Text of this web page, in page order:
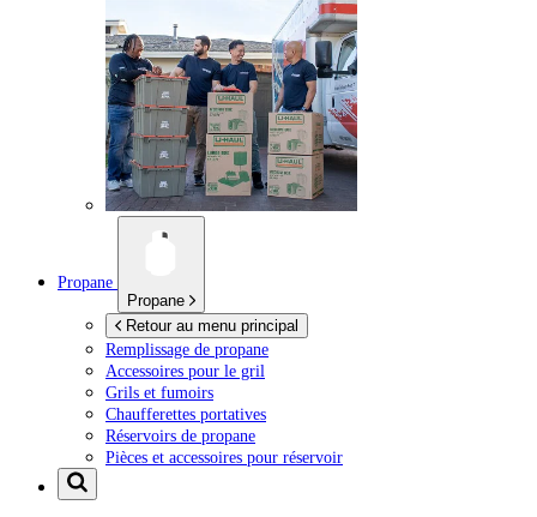
Propane
Propane
Retour au menu principal
Remplissage de propane
Accessoires pour le gril
Grils et fumoirs
Chaufferettes portatives
Réservoirs de propane
Pièces et accessoires pour réservoir